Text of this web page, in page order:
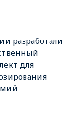
разработали
для